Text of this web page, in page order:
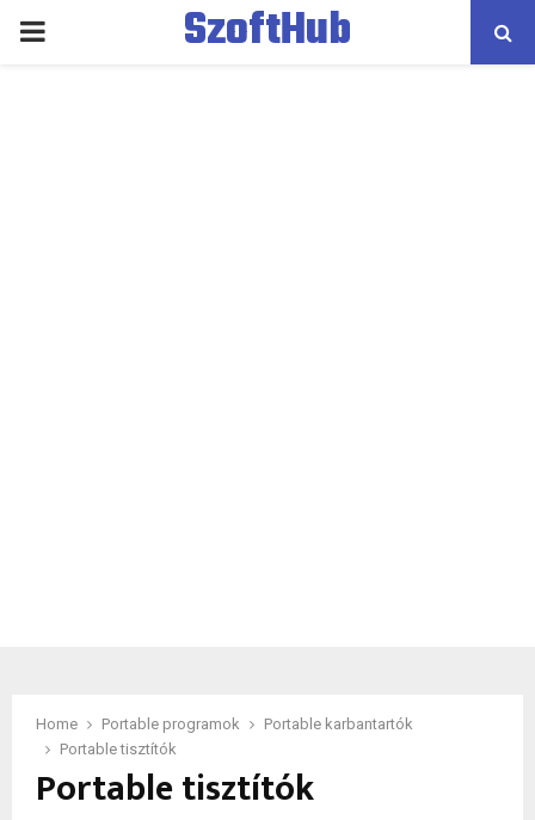
PRIMARY
SzoftHub
Home Portable programok
Portable karbantartók
Portable tisztítók
Portable tisztítók